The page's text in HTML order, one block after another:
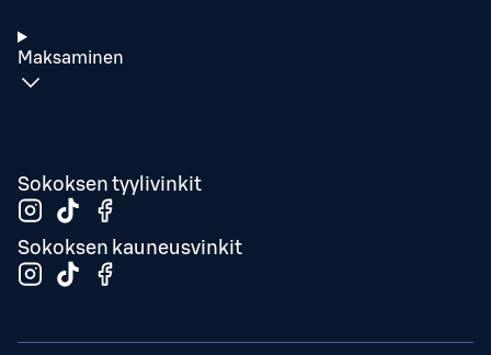
Maksaminen
Sokoksen tyylivinkit
Sokoksen kauneusvinkit